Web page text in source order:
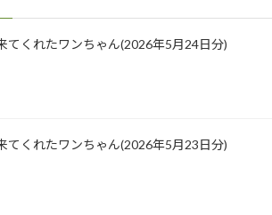
てくれたワンちゃん(2026年5月24日分)
てくれたワンちゃん(2026年5月23日分)